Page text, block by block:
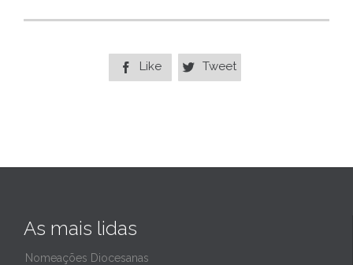
 Like  Tweet
As mais lidas
Nomeações Diocesanas